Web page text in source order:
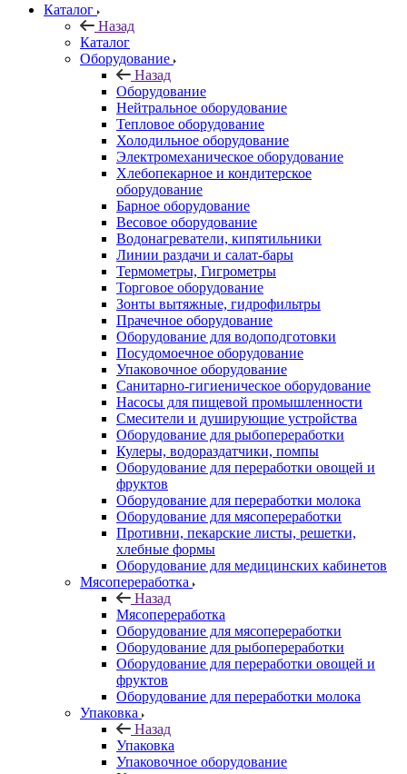
Каталог
Назад
Каталог
Оборудование
Назад
Оборудование
Нейтральное оборудование
Тепловое оборудование
Холодильное оборудование
Электромеханическое оборудование
Хлебопекарное и кондитерское
оборудование
Барное оборудование
Весовое оборудование
Водонагреватели, кипятильники
Линии раздачи и салат-бары
Термометры, Гигрометры
Торговое оборудование
Зонты вытяжные, гидрофильтры
Прачечное оборудование
Оборудование для водоподготовки
Посудомоечное оборудование
Упаковочное оборудование
Санитарно-гигиеническое оборудование
Насосы для пищевой промышленности
Смесители и душирующие устройства
Оборудование для рыбопереработки
Кулеры, водораздатчики, помпы
Оборудование для переработки овощей и
фруктов
Оборудование для переработки молока
Оборудование для мясопереработки
Противни, пекарские листы, решетки,
хлебные формы
Оборудование для медицинских кабинетов
Мясопереработка
Назад
Мясопереработка
Оборудование для мясопереработки
Оборудование для рыбопереработки
Оборудование для переработки овощей и
фруктов
Оборудование для переработки молока
Упаковка
Назад
Упаковка
Упаковочное оборудование